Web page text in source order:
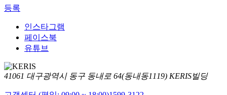
등록
인스타그램
페이스북
유튜브
41061 대구광역시 동구 동내로 64(동내동1119) KERIS빌딩